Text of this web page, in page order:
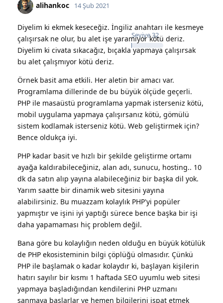
alihankoc
Seviye32
14 Şub 2021
Diyelim ki ekmek keseceğiz. İngiliz anahtarı ile kesmeye
çalışırsak ne olur, bu alet işe yaramıyor kötü deriz.
Diyelim ki civata sıkacağız, bıçakla yapmaya çalışırsak
bu alet çalışmıyor kötü deriz.
Örnek basit ama etkili. Her aletin bir amacı var.
Programlama dillerinde de bu büyük ölçüde geçerli.
PHP ile masaüstü programlama yapmak isterseniz kötü,
mobil uygulama yapmaya çalışırsanız kötü, gömülü
sistem kodlamak isterseniz kötü. Web geliştirmek için?
Bence oldukça iyi.
PHP kadar basit ve hızlı bir şekilde geliştirme ortamı
ayağa kaldırabileceğiniz, alan adı, sunucu, hosting.. 10
dk da satın alıp yayına alabileceğiniz bir başka dil yok.
Yarım saatte bir dinamik web sitesini yayına
alabilirsiniz. Bu muazzam kolaylık PHP'yi popüler
yapmıştır ve işini iyi yaptığı sürece bence başka bir işi
daha yapamaması hiç problem değil.
Bana göre bu kolaylığın neden olduğu en büyük kötülük
de PHP ekosisteminin bilgi çöplüğü olmasıdır. Çünkü
PHP ile başlamak o kadar kolaydır ki, başlayan kişilerin
hatırı sayılır bir kısmı 1 haftada SEO uyumlu web sitesi
yapmaya başladığından kendilerini PHP uzmanı
sanmaya başlarlar ve hemen bilgilerini ispat etmek